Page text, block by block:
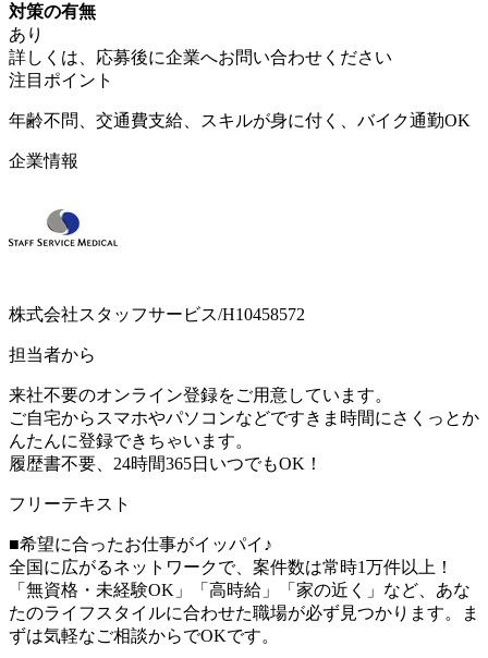
対策の有無
あり
詳しくは、応募後に企業へお問い合わせください
注目ポイント
年齢不問、交通費支給、スキルが身に付く、バイク通勤OK
企業情報
株式会社スタッフサービス/H10458572
担当者から
来社不要のオンライン登録をご用意しています。
ご自宅からスマホやパソコンなどですきま時間にさくっとか
んたんに登録できちゃいます。
履歴書不要、24時間365日いつでもOK！
フリーテキスト
■希望に合ったお仕事がイッパイ♪
全国に広がるネットワークで、案件数は常時1万件以上！
「無資格・未経験OK」「高時給」「家の近く」など、あな
たのライフスタイルに合わせた職場が必ず見つかります。ま
ずは気軽なご相談からでOKです。